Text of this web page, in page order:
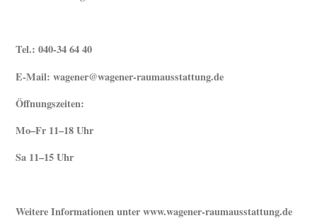
Tel.: 040-34 64 40
E-Mail: wagener@wagener-raumausstattung.de
Öffnungszeiten:
Mo–Fr 11–18 Uhr
Sa 11–15 Uhr
Weitere Informationen unter www.wagener-raumausstattung.de